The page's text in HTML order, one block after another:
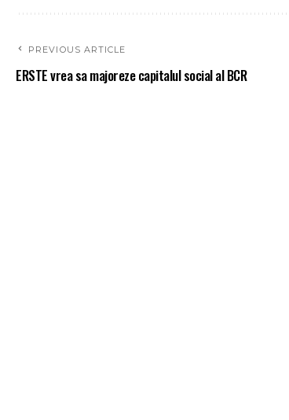
PREVIOUS ARTICLE
ERSTE vrea sa majoreze capitalul social al BCR